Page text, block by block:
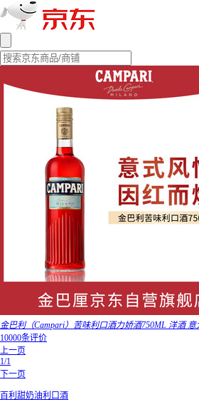
金巴利（Campari）苦味利口酒力娇酒750ML 洋酒
10000条评价
上一页
1/1
下一页
百利甜奶油利口酒